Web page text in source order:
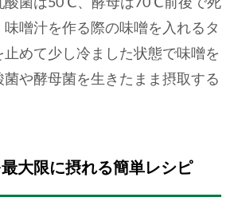
酸菌は50℃、酵母は70℃前後で死
噌汁を作る際の味噌を入れるタ
止めて少し冷ました状態で味噌を
や酵母菌を生きたまま摂取する
大限に摂れる簡単レシピ